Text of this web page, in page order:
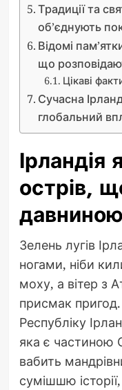
Традиції та
об’єднують
Відомі
що
Цікаві
Сучасна
глобальний
Ірландія
острів,
давниною
Зелень лугів
ногами, ніби
моху, а вітер з
присмак пригод.
Республіку
яка є частиною
вабить
сумішшю